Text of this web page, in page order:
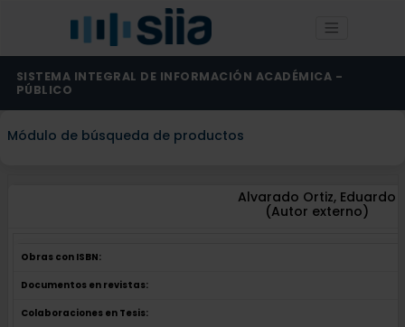
SISTEMA INTEGRAL DE INFORMACIÓN ACADÉMICA -
PÚBLICO
Módulo de búsqueda de productos
Alvarado Ortiz, Eduardo
(Autor externo)
Obras con ISBN:
Documentos en revistas:
Colaboraciones en Tesis: